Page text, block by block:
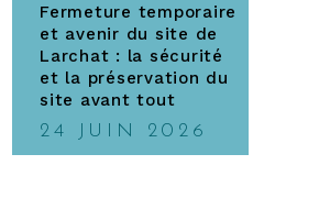
Fermeture temporaire
et avenir du site de
Larchat : la sécurité
et la préservation du
site avant tout
24 JUIN 2026